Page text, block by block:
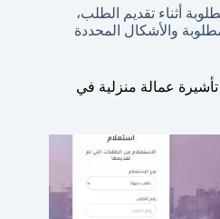
أثناء تقديم الطلب،
والأشكال المحددة
عمالة منزلية في